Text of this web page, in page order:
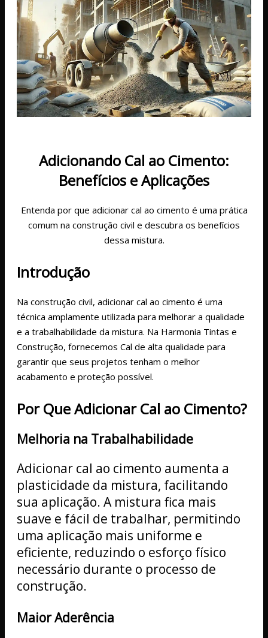
Adicionando Cal ao Cimento:
Benefícios e Aplicações
Entenda por que adicionar cal ao cimento é uma prática
comum na construção civil e descubra os benefícios
dessa mistura.
Introdução
Na construção civil, adicionar cal ao cimento é uma
técnica amplamente utilizada para melhorar a qualidade
e a trabalhabilidade da mistura. Na Harmonia Tintas e
Construção, fornecemos Cal de alta qualidade para
garantir que seus projetos tenham o melhor
acabamento e proteção possível.
Por Que Adicionar Cal ao Cimento?
Melhoria na Trabalhabilidade
Adicionar cal ao cimento aumenta a
plasticidade da mistura, facilitando
sua aplicação. A mistura fica mais
suave e fácil de trabalhar, permitindo
uma aplicação mais uniforme e
eficiente, reduzindo o esforço físico
necessário durante o processo de
construção.
Maior Aderência